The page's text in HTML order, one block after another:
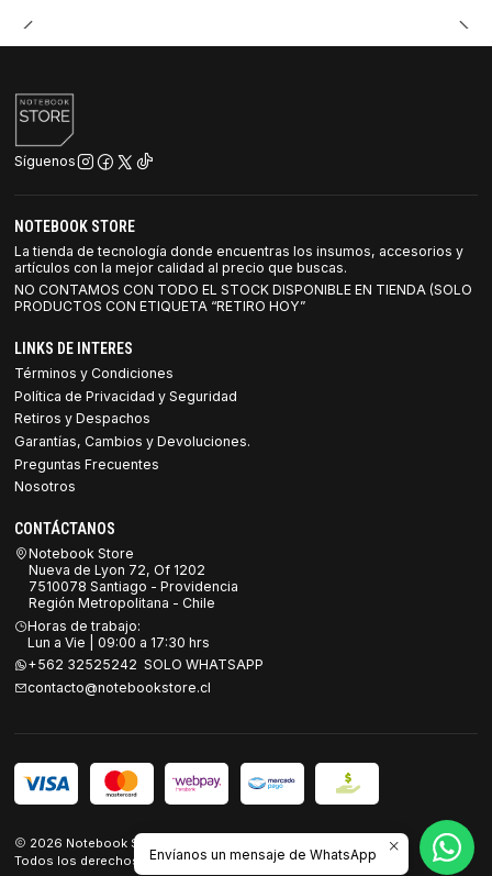
Síguenos
NOTEBOOK STORE
La tienda de tecnología donde encuentras los insumos, accesorios y
artículos con la mejor calidad al precio que buscas.
NO CONTAMOS CON TODO EL STOCK DISPONIBLE EN TIENDA (SOLO
PRODUCTOS CON ETIQUETA “RETIRO HOY”
LINKS DE INTERES
Términos y Condiciones
Política de Privacidad y Seguridad
Retiros y Despachos
Garantías, Cambios y Devoluciones.
Preguntas Frecuentes
Nosotros
CONTÁCTANOS
Notebook Store
Nueva de Lyon 72, Of 1202
7510078 Santiago - Providencia
Región Metropolitana - Chile
Horas de trabajo:
Lun a Vie | 09:00 a 17:30 hrs
+562 32525242 SOLO WHATSAPP
contacto@notebookstore.cl
2026 Notebook Store.
Todos los derechos reservados.Desarrollado por Jumpseller
Envíanos un mensaje de WhatsApp